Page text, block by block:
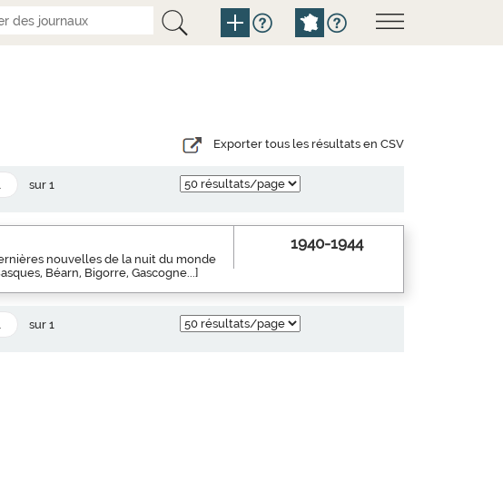
Exporter tous les résultats en CSV
sur 1
nouvelles de la nuit du monde
Béarn, Bigorre, Gascogne...]
1940-1944
sur 1